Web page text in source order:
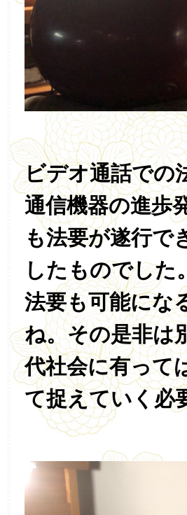
ビデオ通話での
通信機器の進歩
も法要が遂行で
したものでした
法要も可能にな
ね。その是非は
代社会に有って
て捉えていく必